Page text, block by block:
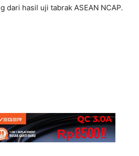
dari hasil uji tabrak ASEAN NCAP.